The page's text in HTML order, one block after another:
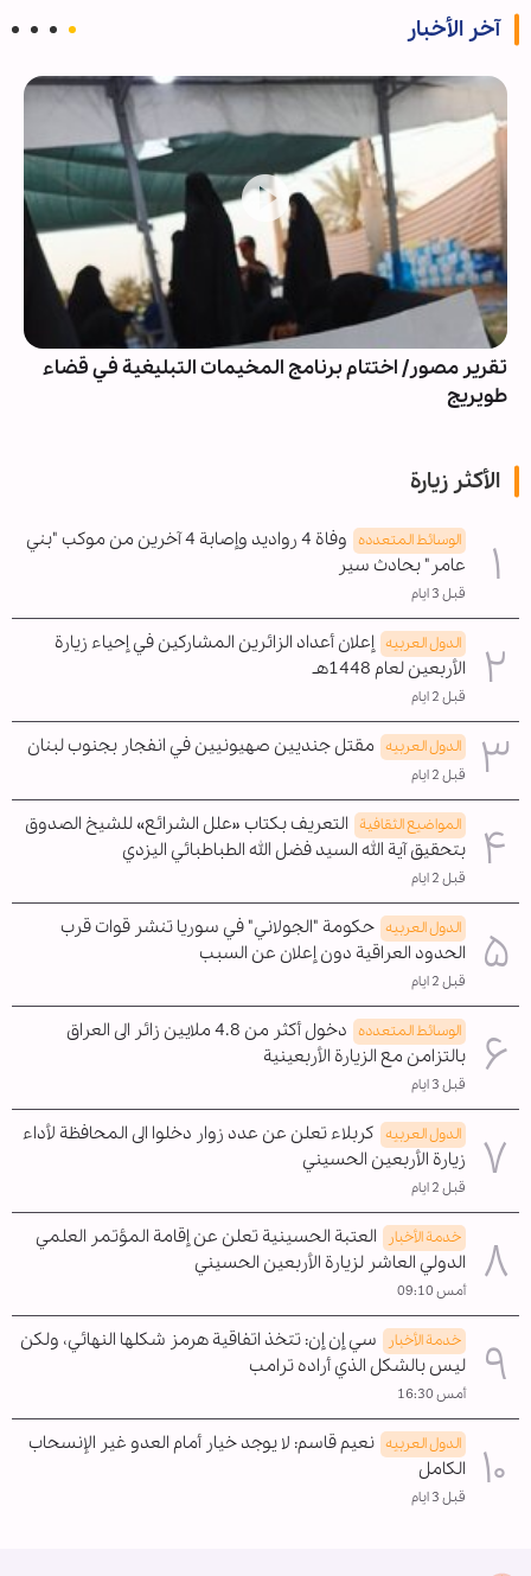
آخر الأخبار
تقرير مصور/ اختتام برنامج المخيمات التبليغية في قضاء
طويريج
الأكثر زيارة
الوسائط المتعدده
وفاة 4 رواديد وإصابة 4 آخرين من موكب "بني
عامر" بحادث سير
قبل 3 ايام
الدول العربیه إعلان أعداد الزائرين المشاركين في إحياء زيارة
الأربعين لعام 1448هـ
قبل 2 ايام
الدول العربیه مقتل جنديين صهيونيين في انفجار بجنوب لبنان
قبل 2 ايام
المواضیع الثقافية التعريف بكتاب «علل الشرائع» للشيخ الصدوق
بتحقيق آية الله السيد فضل الله الطباطبائي اليزدي
قبل 2 ايام
الدول العربیه حكومة "الجولاني" في سوريا تنشر قوات قرب
الحدود العراقية دون إعلان عن السبب
قبل 2 ايام
الوسائط المتعدده
دخول أكثر من 4.8 ملايين زائر الى العراق
بالتزامن مع الزيارة الأربعينية
قبل 3 ايام
الدول العربیه كربلاء تعلن عن عدد زوار دخلوا الى المحافظة لأداء
زيارة الأربعين الحسيني
قبل 2 ايام
خدمة الأخبار
العتبة الحسينية تعلن عن إقامة المؤتمر العلمي
الدولي العاشر لزيارة الأربعين الحسيني
أمس 09:10
خدمة الأخبار
سي إن إن: تتخذ اتفاقية هرمز شكلها النهائي، ولكن
ليس بالشكل الذي أراده ترامب
أمس 16:30
الدول العربیه نعيم قاسم: لا يوجد خيار أمام العدو غير الإنسحاب
الکامل
قبل 3 ايام